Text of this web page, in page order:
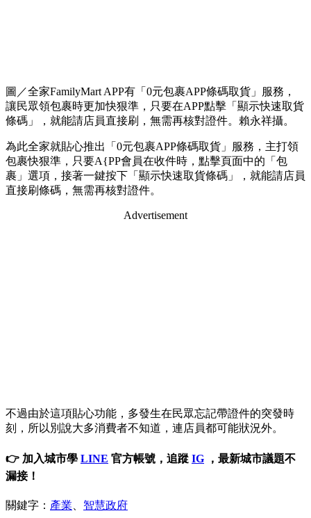
圖／全家FamilyMart APP有「0元包裹APP條碼取貨」服務，
讓民眾領包裹時更加快狠準，只要在APP點擊「顯示快速取貨
條碼」，就能請店員直接刷，無需再核對證件。賴永祥攝。
為此全家就貼心推出「0元包裹APP條碼取貨」服務，主打領
包裹快狠準，只要A{PP會員在收件時，點擊頁面中的「包
裹」選項，接著一鍵按下「顯示快速取貨條碼」，就能請店員
直接刷條碼，無需再核對證件。
Advertisement
不過由於這項貼心功能，多發生在民眾忘記帶證件的突發時
刻，所以別說大多消費者不知道，連店員都可能狀況外。
👉 加入城市學 LINE 官方帳號，追蹤 IG ，最新城市議題不
漏接！
關鍵字： 產業 智慧政府